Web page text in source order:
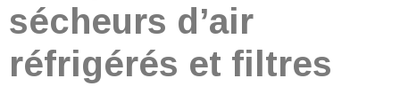
sécheurs d’air
réfrigérés et filtres